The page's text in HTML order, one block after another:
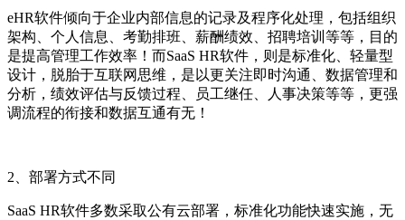
eHR软件倾向于企业内部信息的记录及程序化处理，包括组织
架构、个人信息、考勤排班、薪酬绩效、招聘培训等等，目的
是提高管理工作效率！而SaaS HR软件 ，则是标准化、轻量型
设计，脱胎于互联网思维，是以更关注即时沟通、数据管理和
分析，绩效评估与反馈过程、员工继任、人事决策等等，更强
调流程的衔接和数据互通有无！
2、 部署方式不同
SaaS HR软件多数采取公有云部署，标准化功能快速实施，无